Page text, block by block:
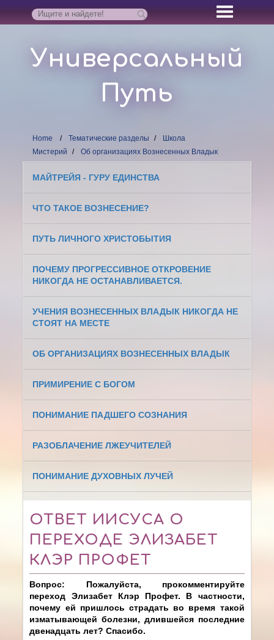
Универсальный
Путь
Home Тематические разделы
Школа
Мистерий
Об организациях Вознесенных Владык
МАЙТРЕЙЯ - ГУРУ ЕДИНСТВА
ЧТО ТАКОЕ ВОЗНЕСЕНИЕ?
ПУТЬ ЛИЧНОГО ХРИСТОБЫТИЯ
ПОЧЕМУ ПРОГРЕССИВНОЕ ОТКРОВЕНИЕ
НИКОГДА НЕ ОСТАНАВЛИВАЕТСЯ.
УЧЕНИЯ ВОЗНЕСЕННЫХ ВЛАДЫК НИКОГДА НЕ
СТОЯТ НА МЕСТЕ
ОБ ОРГАНИЗАЦИЯХ ВОЗНЕСЕННЫХ ВЛАДЫК
ПРИМИРЕНИЕ С БОГОМ
ПОНИМАНИЕ ПАДШЕГО СОЗНАНИЯ
РАЗОБЛАЧЕНИЕ ЛЖЕУЧИТЕЛЕЙ
ПОНИМАНИЕ ДУХОВНЫХ ЛУЧЕЙ
ОТВЕТ ИИСУСА О
ПЕРЕХОДЕ ЭЛИЗАБЕТ
КЛЭР ПРОФЕТ
Вопрос: Пожалуйста, прокомментируйте
переход Элизабет Клэр Профет. В частности,
почему ей пришлось страдать во время такой
изматывающей болезни, длившейся последние
двенадцать лет? Спасибо.